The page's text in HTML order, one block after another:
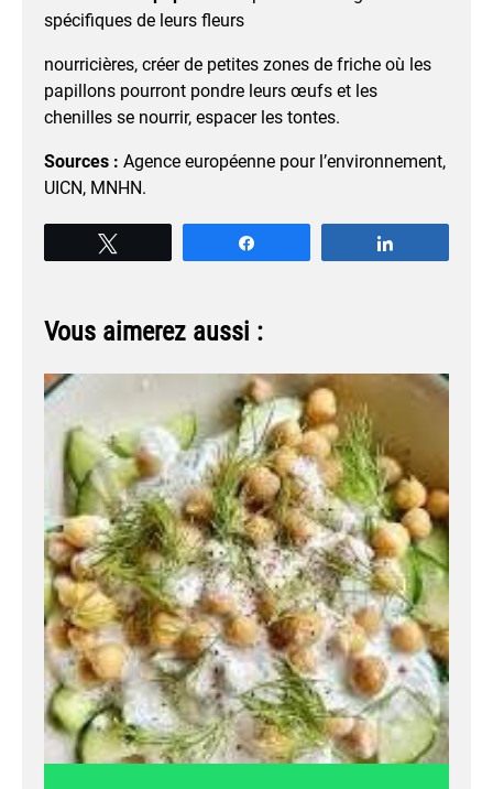
spécifiques de leurs fleurs
nourricières, créer de petites zones de friche où les
papillons pourront pondre leurs œufs et les
chenilles se nourrir, espacer les tontes.
Sources : Agence européenne pour l’environnement,
UICN, MNHN.
Vous aimerez aussi :